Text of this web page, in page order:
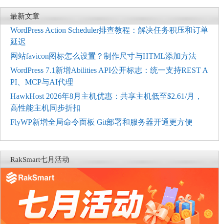
最新文章
WordPress Action Scheduler排查教程：解决任务积压和订单
延迟
网站favicon图标怎么设置？制作尺寸与HTML添加方法
WordPress 7.1新增Abilities API公开标志：统一支持REST A
PI、MCP与AI代理
HawkHost 2026年8月主机优惠：共享主机低至$2.61/月，
高性能主机同步折扣
FlyWP新增全局命令面板 Git部署和服务器开通更方便
RakSmart七月活动